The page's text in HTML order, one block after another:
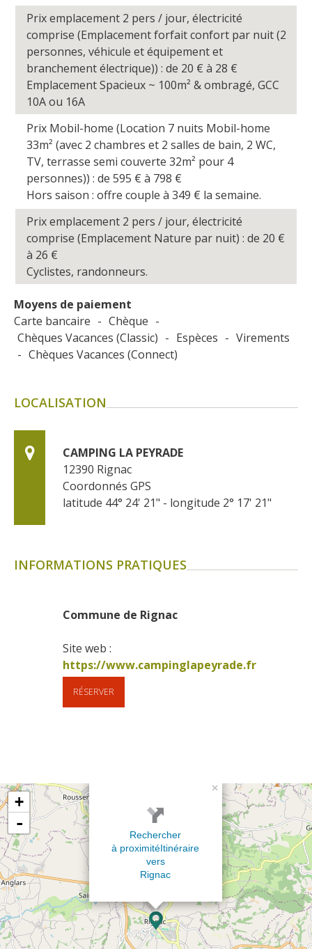
Prix emplacement 2 pers / jour, électricité
comprise (Emplacement forfait confort par nuit (2
personnes, véhicule et équipement et
branchement électrique)) : de 20 € à 28 €
Emplacement Spacieux ~ 100m² & ombragé, GCC
10A ou 16A
Prix Mobil-home (Location 7 nuits Mobil-home
33m² (avec 2 chambres et 2 salles de bain, 2 WC,
TV, terrasse semi couverte 32m² pour 4
personnes)) : de 595 € à 798 €
Hors saison : offre couple à 349 € la semaine.
Prix emplacement 2 pers / jour, électricité
comprise (Emplacement Nature par nuit) : de 20 €
à 26 €
Cyclistes, randonneurs.
Moyens de paiement
Carte bancaire - Chèque -
Chèques Vacances (Classic) - Espèces - Virements
- Chèques Vacances (Connect)
LOCALISATION
CAMPING LA PEYRADE
12390 Rignac
Coordonnés GPS
latitude 44° 24' 21" - longitude 2° 17' 21"
INFORMATIONS PRATIQUES
Commune de Rignac
https://www.campinglapeyrade.fr
RÉSERVER
×
Rechercher
à proximitéItinéraire
vers
Rignac
+
-